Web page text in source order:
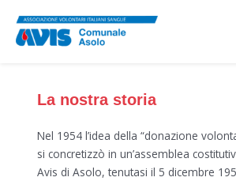
content
La nostra storia
Nel 1954 l’idea della “donazione
si concretizzò in un’assemblea
Avis di Asolo, tenutasi il 5 dicembre